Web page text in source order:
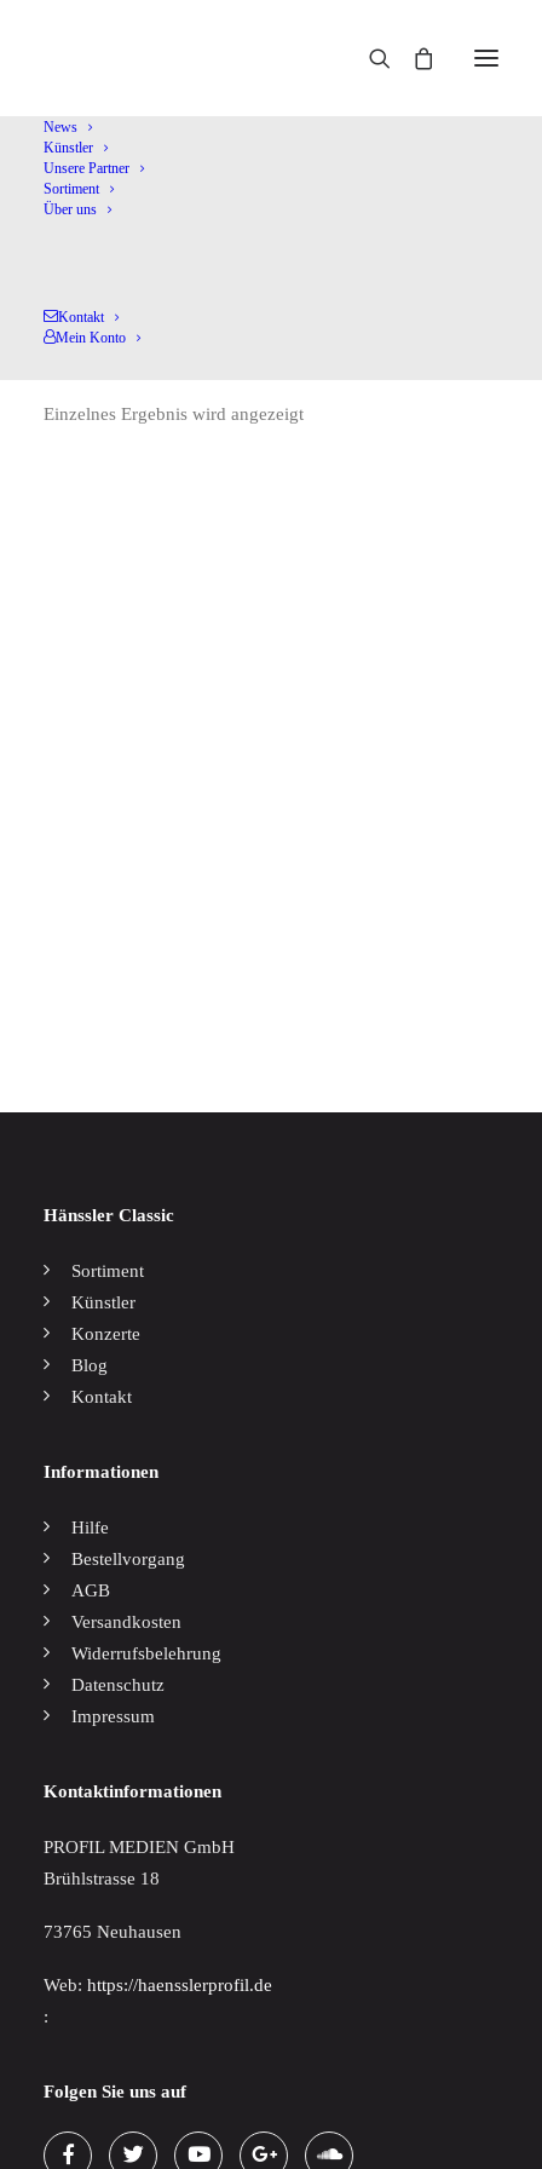
News
Künstler
Unsere Partner
Sortiment
Über uns
Kontakt
Mein Konto
Tomlinson,J.
Einzelnes Ergebnis wird angezeigt
Hänssler Classic
Sortiment
Künstler
Konzerte
Blog
Kontakt
Informationen
Hilfe
Bestellvorgang
AGB
Versandkosten
Widerrufsbelehrung
Datenschutz
Impressum
Kontaktinformationen
PROFIL MEDIEN GmbH
Brühlstrasse 18
73765 Neuhausen
Web: https://haensslerprofil.de
:
Folgen Sie uns auf